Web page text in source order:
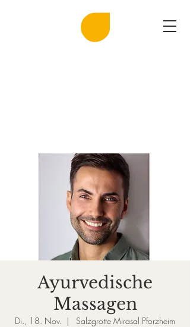
Ayurvedische
Massagen
Di., 18. Nov.
  |
Salzgrotte Mirasal Pforzheim